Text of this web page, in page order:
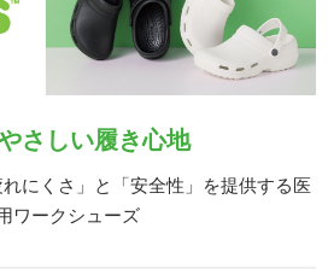
さしい履き心地
にくさ」と「安全性」を提供する医
ワークシューズ